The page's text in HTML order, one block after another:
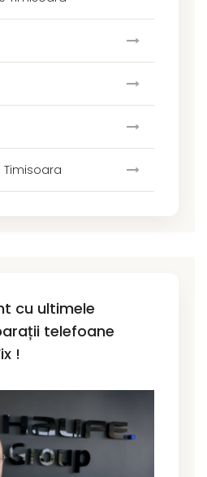
Timisoara
cu ultimele
telefoane
!